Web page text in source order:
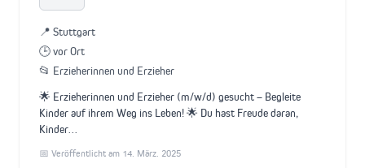
📍 Stuttgart
🕒 vor Ort
📂 Erzieherinnen und Erzieher
🌟 Erzieherinnen und Erzieher (m/w/d) gesucht – Begleite
Kinder auf ihrem Weg ins Leben! 🌟 Du hast Freude daran,
Kinder…
📅 Veröffentlicht am 14. März. 2025